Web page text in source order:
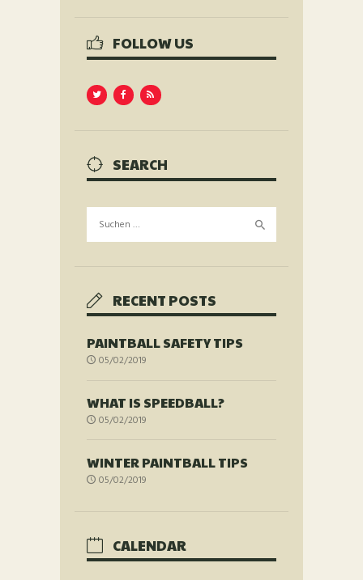
FOLLOW US
SEARCH
nach:
RECENT POSTS
PAINTBALL SAFETY TIPS
05/02/2019
WHAT IS SPEEDBALL?
05/02/2019
WINTER PAINTBALL TIPS
05/02/2019
CALENDAR